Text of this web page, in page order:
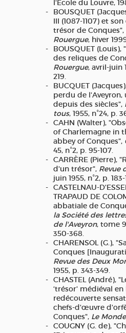
l'École du Louvre,
BOUSQUET
III (1087-1107) et
trésor de Conques",
Rouergue, hiver
BOUSQUET (Louis),
des reliques de
Rouergue, avril-juin
219.
BUCQUET
perdu de
depuis des siècles",
tous, 1955, n°24, p.
CAHN (Walter),
of Charlemagne in
abbey of Conques",
45, n°2, p. 95-107.
CARRÈRE (Pierre),
d'un trésor", Revue
juin 1955, n°2, p. 183-
CASTELNAU-
TRAPAUD DE
abbatiale de
la Société des
de l'Aveyron, tome
350-368.
CHARENSOL (G.),
Conques
Revue des Deux
1955, p. 343-349.
CHASTEL (André),
‘trésor' médiéval en
redécouverte
chefs-d'œuvre
Conques", Le Monde
COUGNY (G. de),